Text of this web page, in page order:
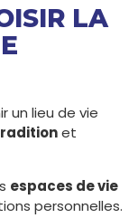
LA
un lieu de vie
et
espaces de vie
personnelles.